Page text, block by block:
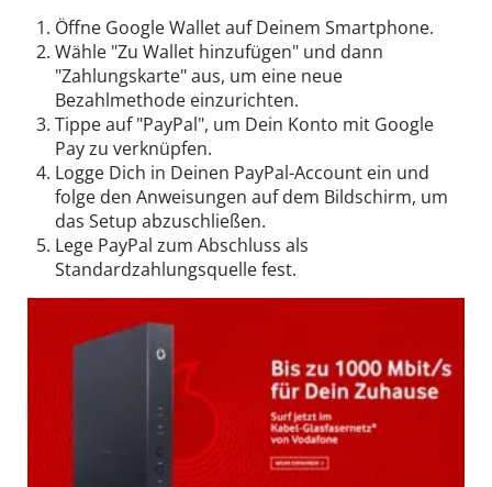
Öffne Google Wallet auf Deinem Smartphone.
Wähle "Zu Wallet hinzufügen" und dann
"Zahlungskarte" aus, um eine neue
Bezahlmethode einzurichten.
Tippe auf "PayPal", um Dein Konto mit Google
Pay zu verknüpfen.
Logge Dich in Deinen PayPal-Account ein und
folge den Anweisungen auf dem Bildschirm, um
das Setup abzuschließen.
Lege PayPal zum Abschluss als
Standardzahlungsquelle fest.